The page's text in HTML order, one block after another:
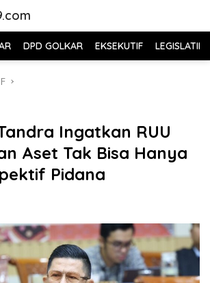
DPD GOLKAR EKSEKUTIF LEGISLATIF
Ingatkan RUU
Aset Tak Bisa Hanya
Pidana